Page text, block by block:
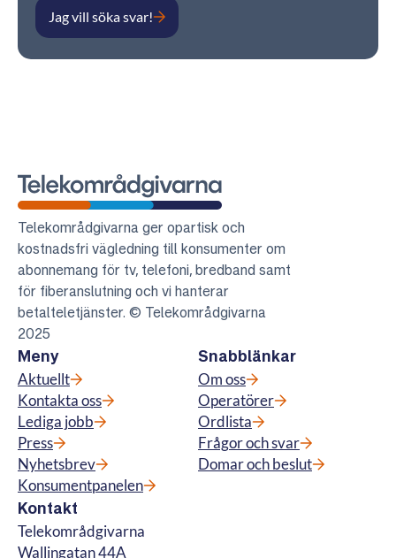
Jag vill söka svar!
Telekområdgivarna
Telekområdgivarna ger opartisk och
kostnadsfri vägledning till konsumenter om
abonnemang för tv, telefoni, bredband samt
för fiberanslutning och vi hanterar
betalteletjänster. © Telekområdgivarna
2025
Meny
Aktuellt
Kontakta oss
Lediga jobb
Press
Nyhetsbrev
Konsumentpanelen
Snabblänkar
Om oss
Operatörer
Ordlista
Frågor och svar
Domar och beslut
Kontakt
Telekområdgivarna
Wallingatan 44A